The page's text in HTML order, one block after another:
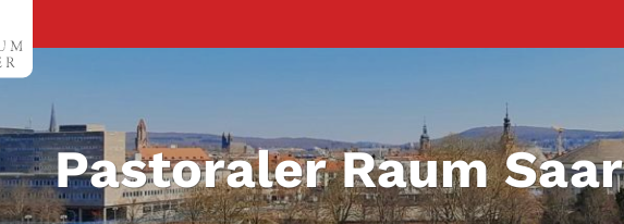
Pastoraler Raum